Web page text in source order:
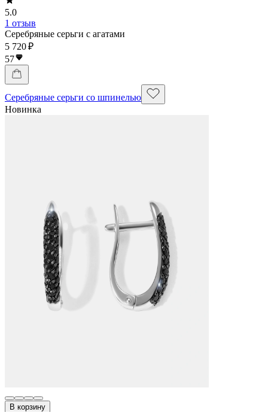
5.0
1 отзыв
Серебряные серьги с агатами
5 720 ₽
57
Серебряные серьги со шпинелью
Новинка
В корзину